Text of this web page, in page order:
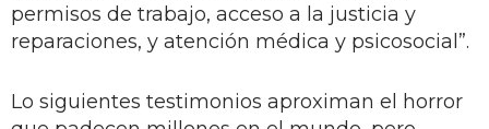
permisos de trabajo, acceso a la justicia y
reparaciones, y atención médica y psicosocial”.
Lo siguientes testimonios aproximan el horror